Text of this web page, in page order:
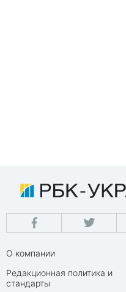
О компании
Редакционная политика и
стандарты